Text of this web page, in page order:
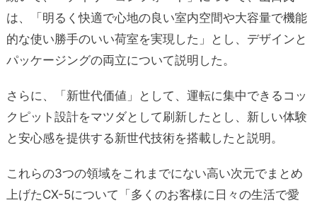
は、「明るく快適で心地の良い室内空間や大容量で機能
的な使い勝手のいい荷室を実現した」とし、デザインと
パッケージングの両立について説明した。
さらに、「新世代価値」として、運転に集中できるコッ
クピット設計をマツダとして刷新したとし、新しい体験
と安心感を提供する新世代技術を搭載したと説明。
これらの3つの領域をこれまでにない高い次元でまとめ
上げたCX-5について「多くのお客様に日々の生活で愛